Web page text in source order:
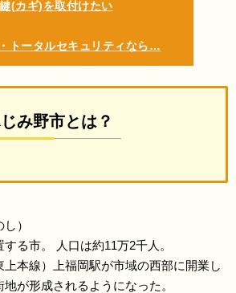
鍵(カギ)を取付けたい
トータルセキュリティなら…
み野市とは？
）
る市。 人口は約11万2千人。
本線）上福岡駅が市域の西部に開業し
が形成されるようになった。